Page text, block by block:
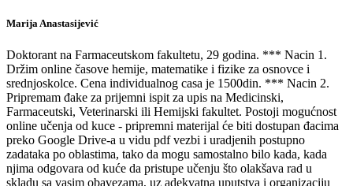
Marija Anastasijević
Doktorant na Farmaceutskom fakultetu, 29 godina. *** Nacin 1.
Držim online časove hemije, matematike i fizike za osnovce i
srednjoskolce. Cena individualnog casa je 1500din. *** Nacin 2.
Pripremam đake za prijemni ispit za upis na Medicinski,
Farmaceutski, Veterinarski ili Hemijski fakultet. Postoji mogućnost
online učenja od kuce - pripremni materijal će biti dostupan đacima
preko Google Drive-a u vidu pdf vezbi i uradjenih postupno
zadataka po oblastima, tako da mogu samostalno bilo kada, kada
njima odgovara od kuće da pristupe učenju što olakšava rad u
skladu sa vasim obavezama, uz adekvatna uputstva i organizaciju